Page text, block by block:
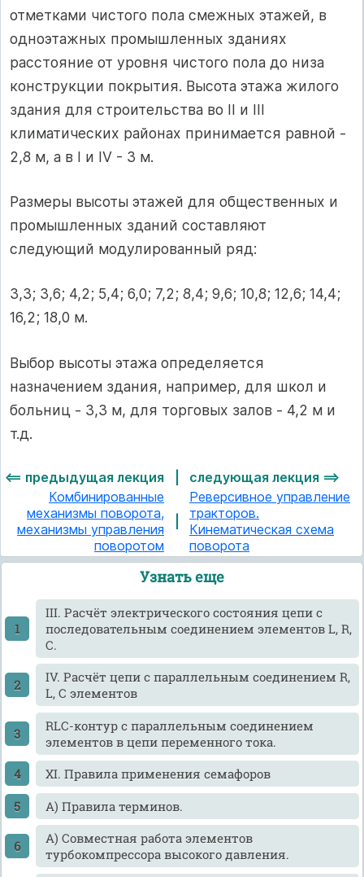
отметками чистого пола смежных этажей, в
одноэтажных промышленных зданиях
расстояние от уровня чистого пола до низа
конструкции покрытия. Высота этажа жилого
здания для строительства во II и III
климатических районах принимается равной -
2,8 м, а в I и IV - 3 м.
Размеры высоты этажей для общественных и
промышленных зданий составляют
следующий модулированный ряд:
3,3; 3,6; 4,2; 5,4; 6,0; 7,2; 8,4; 9,6; 10,8; 12,6; 14,4;
16,2; 18,0 м.
Выбор высоты этажа определяется
назначением здания, например, для школ и
больниц - 3,3 м, для торговых залов - 4,2 м и
т.д.
<== предыдущая лекция
следующая лекция ==>
Комбинированные
механизмы поворота,
механизмы управления
поворотом
Реверсивное управление
тракторов.
Кинематическая схема
поворота
Узнать еще
III. Расчёт электрического состояния цепи с
последовательным соединением элементов L, R,
C.
IV. Расчёт цепи с параллельным соединением R,
L, C элементов
RLC-контур с параллельным соединением
элементов в цепи переменного тока.
XI. Правила применения семафоров
А) Правила терминов.
А) Совместная работа элементов
турбокомпрессора высокого давления.